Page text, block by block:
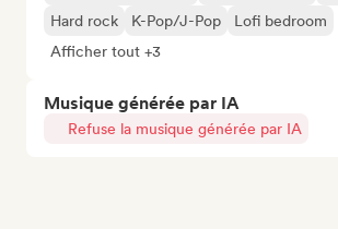
Hard rock
K-Pop/J-Pop
Lofi bedroom
Afficher tout +3
Musique générée par IA
Refuse la musique générée par IA